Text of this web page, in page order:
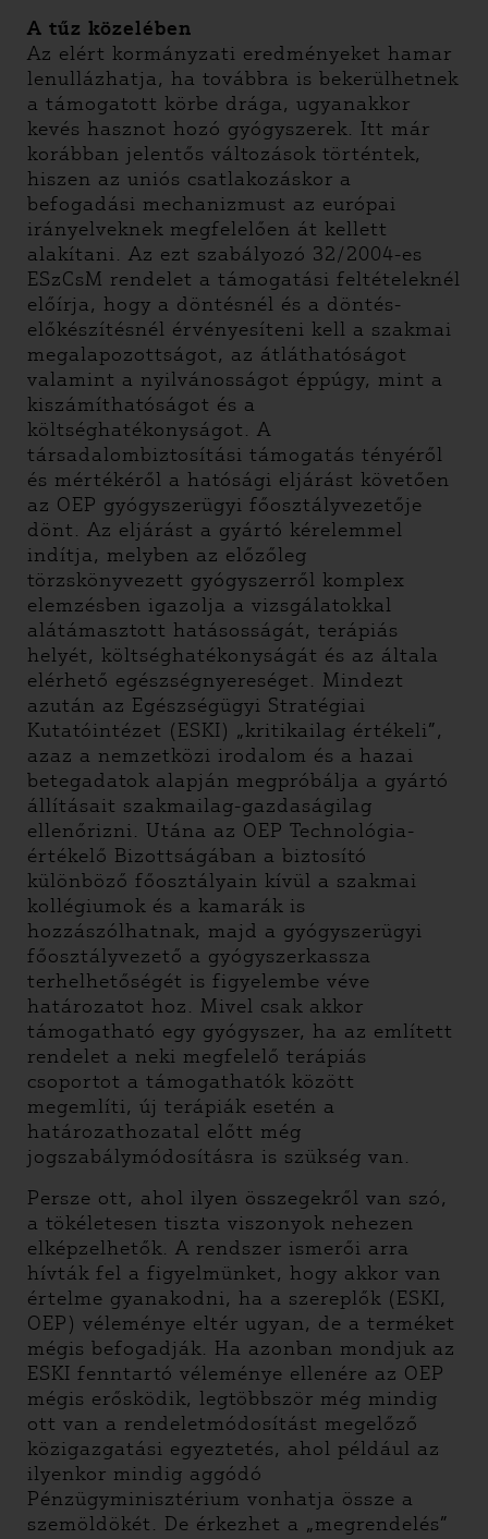
A tűz közelében
Az elért kormányzati eredményeket hamar
lenullázhatja, ha továbbra is bekerülhetnek
a támogatott körbe drága, ugyanakkor
kevés hasznot hozó gyógyszerek. Itt már
korábban jelentős változások történtek,
hiszen az uniós csatlakozáskor a
befogadási mechanizmust az európai
irányelveknek megfelelően át kellett
alakítani. Az ezt szabályozó 32/2004-es
ESzCsM rendelet a támogatási feltételeknél
előírja, hogy a döntésnél és a döntés-
előkészítésnél érvényesíteni kell a szakmai
megalapozottságot, az átláthatóságot
valamint a nyilvánosságot éppúgy, mint a
kiszámíthatóságot és a
költséghatékonyságot. A
társadalombiztosítási támogatás tényéről
és mértékéről a hatósági eljárást követően
az OEP gyógyszerügyi főosztályvezetője
dönt. Az eljárást a gyártó kérelemmel
indítja, melyben az előzőleg
törzskönyvezett gyógyszerről komplex
elemzésben igazolja a vizsgálatokkal
alátámasztott hatásosságát, terápiás
helyét, költséghatékonyságát és az általa
elérhető egészségnyereséget. Mindezt
azután az Egészségügyi Stratégiai
Kutatóintézet (ESKI) „kritikailag értékeli”,
azaz a nemzetközi irodalom és a hazai
betegadatok alapján megpróbálja a gyártó
állításait szakmailag-gazdaságilag
ellenőrizni. Utána az OEP Technológia-
értékelő Bizottságában a biztosító
különböző főosztályain kívül a szakmai
kollégiumok és a kamarák is
hozzászólhatnak, majd a gyógyszerügyi
főosztályvezető a gyógyszerkassza
terhelhetőségét is figyelembe véve
határozatot hoz. Mivel csak akkor
támogatható egy gyógyszer, ha az említett
rendelet a neki megfelelő terápiás
csoportot a támogathatók között
megemlíti, új terápiák esetén a
határozathozatal előtt még
jogszabálymódosításra is szükség van.
Persze ott, ahol ilyen összegekről van szó,
a tökéletesen tiszta viszonyok nehezen
elképzelhetők. A rendszer ismerői arra
hívták fel a figyelmünket, hogy akkor van
értelme gyanakodni, ha a szereplők (ESKI,
OEP) véleménye eltér ugyan, de a terméket
mégis befogadják. Ha azonban mondjuk az
ESKI fenntartó véleménye ellenére az OEP
mégis erősködik, legtöbbször még mindig
ott van a rendeletmódosítást megelőző
közigazgatási egyeztetés, ahol például az
ilyenkor mindig aggódó
Pénzügyminisztérium vonhatja össze a
szemöldökét. De érkezhet a „megrendelés”